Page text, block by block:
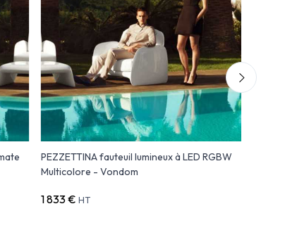
PEZZETTINA fauteuil lumineux à LED RGBW
Multicolore - Vondom
1 833 € HT